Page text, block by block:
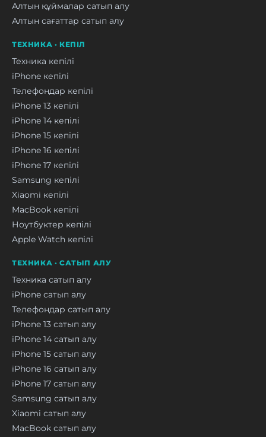
Алтын құймалар сатып алу
Алтын сағаттар сатып алу
ТЕХНИКА · КЕПІЛ
Техника кепілі
iPhone кепілі
Телефондар кепілі
iPhone 13 кепілі
iPhone 14 кепілі
iPhone 15 кепілі
iPhone 16 кепілі
iPhone 17 кепілі
Samsung кепілі
Xiaomi кепілі
MacBook кепілі
Ноутбуктер кепілі
Apple Watch кепілі
ТЕХНИКА · САТЫП АЛУ
Техника сатып алу
iPhone сатып алу
Телефондар сатып алу
iPhone 13 сатып алу
iPhone 14 сатып алу
iPhone 15 сатып алу
iPhone 16 сатып алу
iPhone 17 сатып алу
Samsung сатып алу
Xiaomi сатып алу
MacBook сатып алу